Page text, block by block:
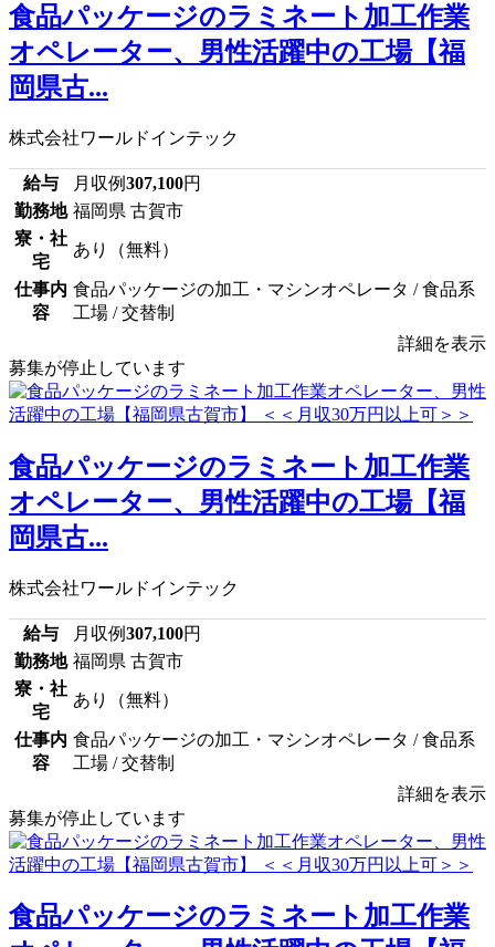
食品パッケージのラミネート加工作業
オペレーター、男性活躍中の工場【福
岡県古...
株式会社ワールドインテック
給与 月収例307,100円
勤務地 福岡県 古賀市
寮・社
宅
あり（無料）
仕事内
容
食品パッケージの加工・マシンオペレータ / 食品系
工場 / 交替制
詳細を表示
募集が停止しています
食品パッケージのラミネート加工作業
オペレーター、男性活躍中の工場【福
岡県古...
株式会社ワールドインテック
給与 月収例307,100円
勤務地 福岡県 古賀市
寮・社
宅
あり（無料）
仕事内
容
食品パッケージの加工・マシンオペレータ / 食品系
工場 / 交替制
詳細を表示
募集が停止しています
食品パッケージのラミネート加工作業